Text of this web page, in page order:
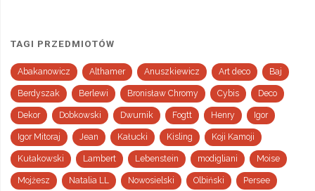
TAGI PRZEDMIOTÓW
Abakanowicz Althamer Anuszkiewicz Art deco Baj
Berdyszak Berlewi Bronisław Chromy Cybis Deco
Dekor Dobkowski Dwurnik Fogtt Henry Igor
Igor Mitoraj Jean Kałucki Kisling Koji Kamoji
Kułakowski Lambert Lebenstein modigliani Moise
Mojżesz Natalia LL Nowosielski Olbiński Persee